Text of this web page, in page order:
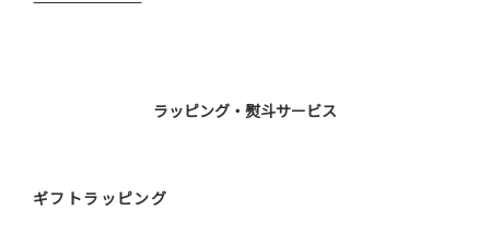
ラッピング・熨斗サービス
ギフトラッピング